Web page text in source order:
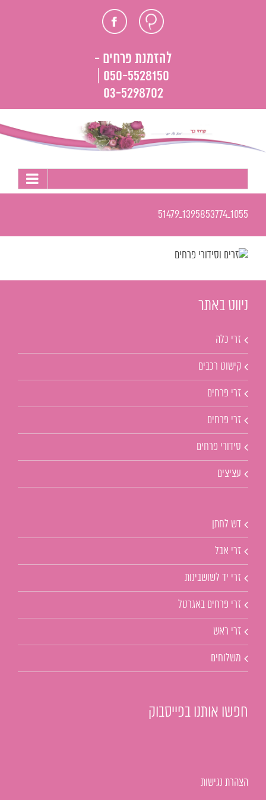
חוות פייסבוק
להזמנת פרחים -
050-5528150 |
03-5298702
1055_1395853774_51479
ניווט באתר
זרי כלה
קישוט רכבים
זרי פרחים
זרי פרחים
סידורי פרחים
עציצים
דש לחתן
זרי אבל
זרי יד לשושבינות
זרי פרחים באגרטל
זרי ראש
משלוחים
חפשו אותנו בפייסבוק
הצהרת נגישות